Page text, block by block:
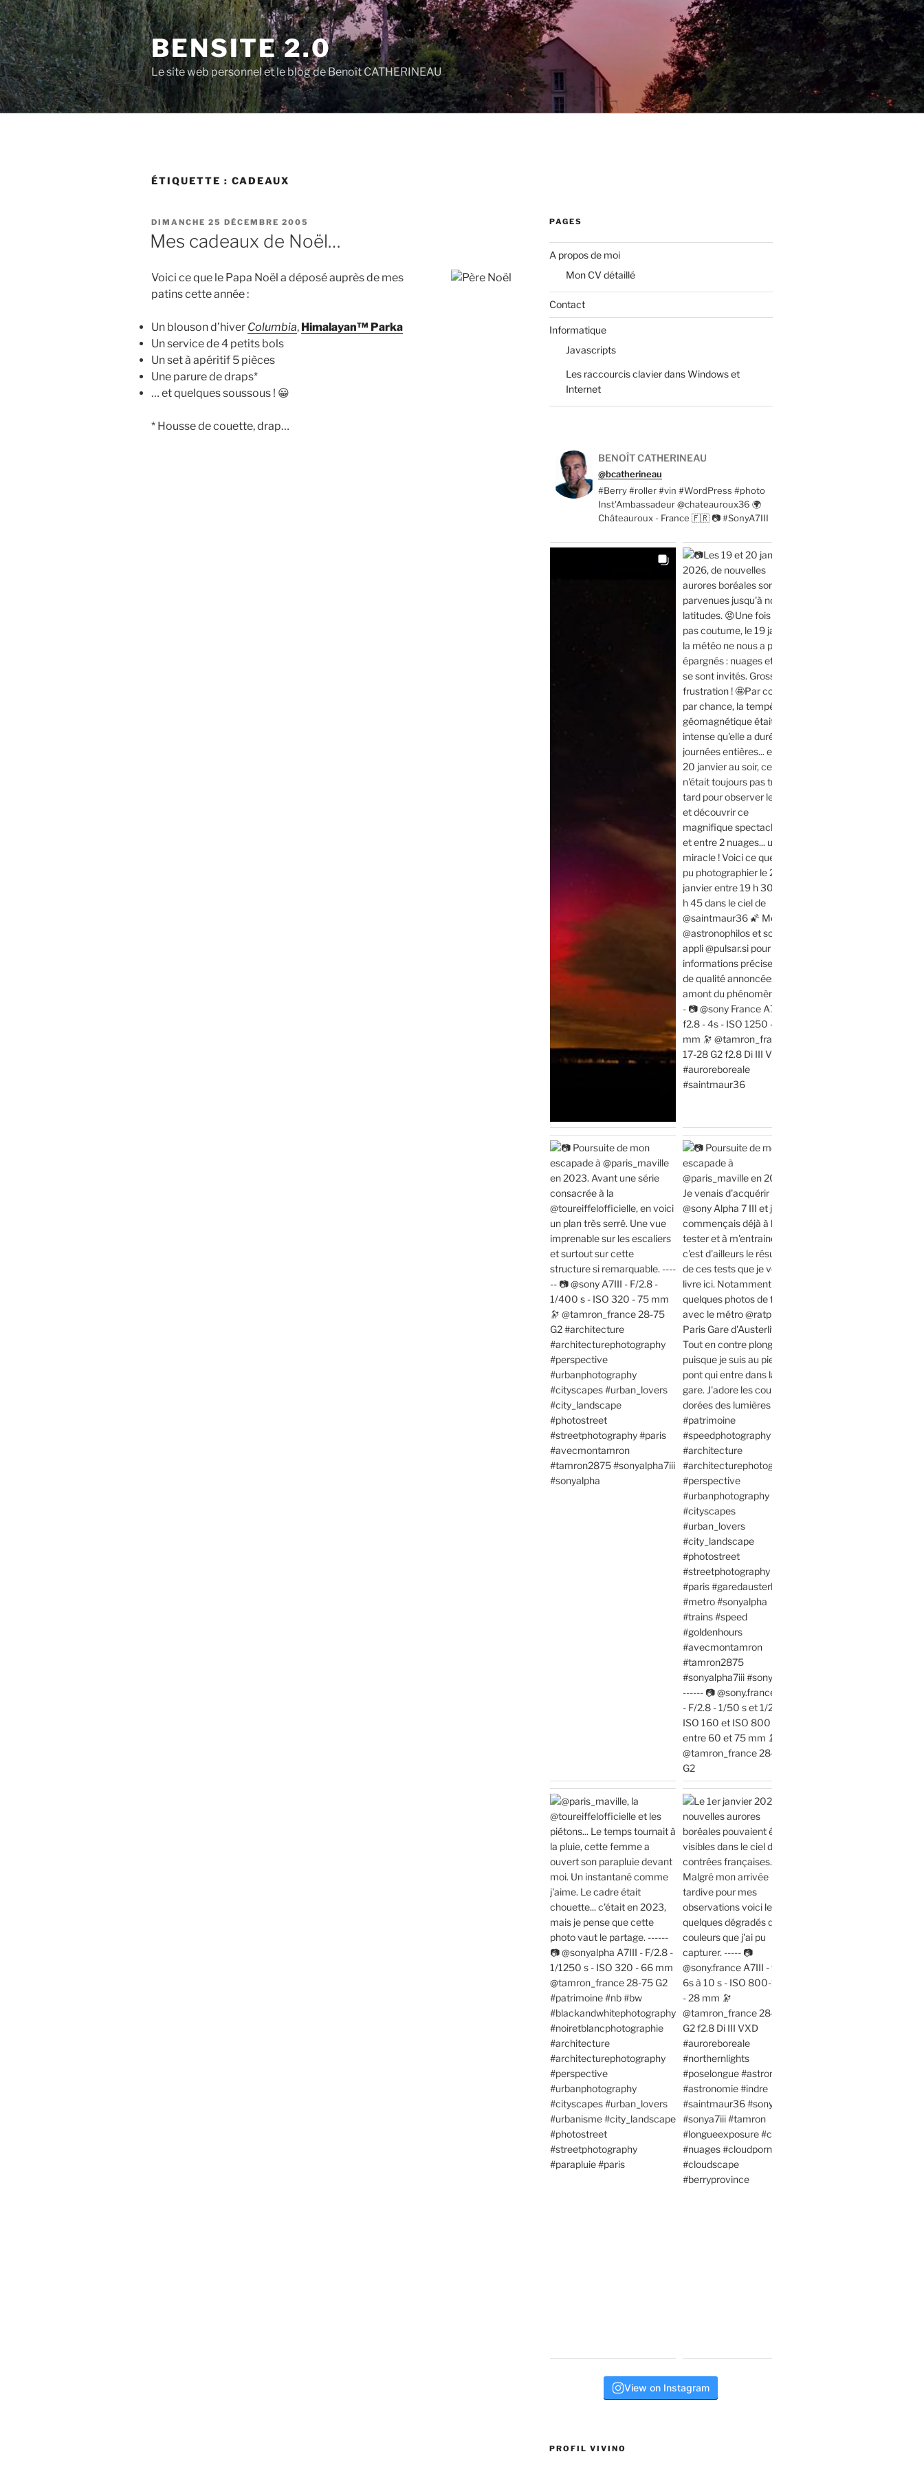
Aller
au
contenu
principal
BENSITE 2.0
Le site web personnel et le blog de Benoît CATHERINEAU
ÉTIQUETTE : CADEAUX
PUBLIÉ
LE
DIMANCHE 25 DÉCEMBRE 2005
Mes cadeaux de Noël…
Voici ce que le Papa Noël a déposé auprès de mes
patins cette année :
Un blouson d’hiver Columbia, Himalayan™ Parka
Un service de 4 petits bols
Un set à apéritif 5 pièces
Une parure de draps*
… et quelques soussous ! 😀
* Housse de couette, drap…
PAGES
A propos de moi
Mon CV détaillé
Contact
Informatique
Javascripts
Les raccourcis clavier dans Windows et
Internet
BENOÎT CATHERINEAU
@bcatherineau
#Berry #roller #vin #WordPress #photo
Inst'Ambassadeur @chateauroux36 🌍
Châteauroux - France 🇫🇷 📷 #SonyA7III
View on Instagram
PROFIL VIVINO